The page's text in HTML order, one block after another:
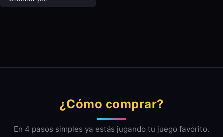
¿Cómo comprar?
En 4 pasos simples ya estás jugando tu juego favorito.